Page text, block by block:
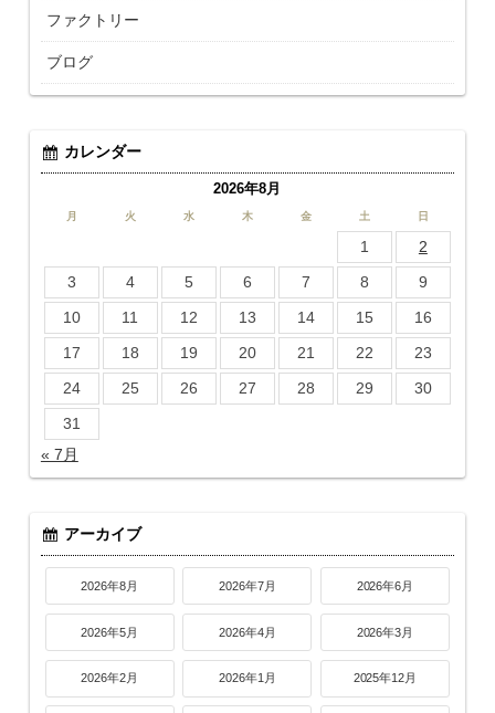
ファクトリー
ブログ
カレンダー
2026年8月
月 火 水 木 金 土 日
1
2
3
4 5 6 7 8
9
10
11 12 13 14 15
16
17
18 19 20 21 22
23
24
25 26 27 28 29
30
31
« 7月
アーカイブ
2026年8月 2026年7月 2026年6月
2026年5月 2026年4月 2026年3月
2026年2月 2026年1月 2025年12月